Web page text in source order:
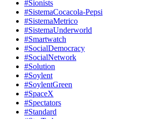
#Sionists
#SistemaCocacola-Pepsi
#SistemaMetrico
#SistemaUnderworld
#Smartwatch
#SocialDemocracy
#SocialNetwork
#Solution
#Soylent
#SoylentGreen
#SpaceX
#Spectators
#Standard